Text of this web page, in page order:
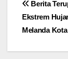
Post
Berita
Ekstrem
Melanda Kota